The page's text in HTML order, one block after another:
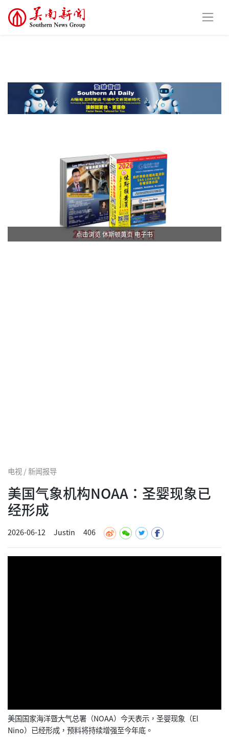
点击浏览 休斯顿黄页 电子书
电视 / 新闻报导
美国气象机构NOAA：圣婴现象已
经形成
2026-06-12 Justin 406
美国国家海洋暨大气总署（NOAA）今天表示，圣婴现象（El
Nino）已经形成，预料将持续增强至今年底。